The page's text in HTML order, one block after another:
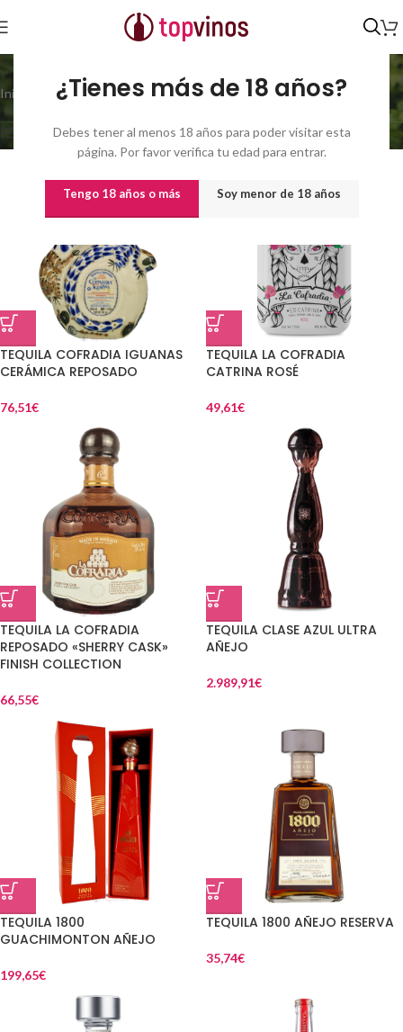
¿Tienes más de 18 años?
Debes tener al menos 18 años para poder visitar esta
página. Por favor verifica tu edad para entrar.
Tengo 18 años o más Soy menor de 18 años
tequila
Inicio Familia del producto tequilaMostrando 1–21 de 41 resultados
Show sidebar
TEQUILA COFRADIA IGUANAS
CERÁMICA REPOSADO
76,51€
TEQUILA LA COFRADIA
CATRINA ROSÉ
49,61€
TEQUILA LA COFRADIA
REPOSADO «SHERRY CASK»
FINISH COLLECTION
66,55€
TEQUILA CLASE AZUL ULTRA
AÑEJO
2.989,91€
TEQUILA 1800
GUACHIMONTON AÑEJO
199,65€
TEQUILA 1800 AÑEJO RESERVA
35,74€